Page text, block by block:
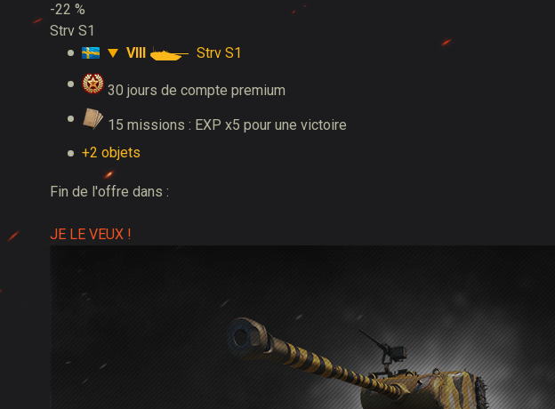
-22 %
Strv S1
VIII
Strv S1
30 jours de compte premium
15 missions : EXP x5 pour une victoire
+2 objets
Fin de l'offre dans :
JE LE VEUX !